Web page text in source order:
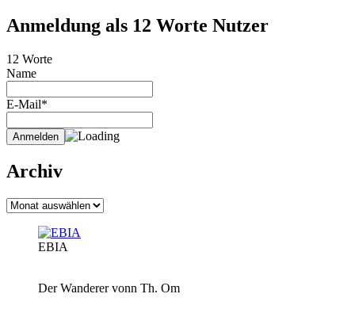
Anmeldung als 12 Worte Nutzer
12 Worte
Name
E-Mail*
Archiv
Archiv
EBIA
Der Wanderer vonn Th. Om